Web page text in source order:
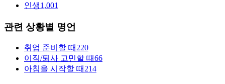
인생1,001
관련 상황별 명언
취업 준비할 때 220
이직/퇴사 고민할 때66
아침을 시작할 때 214